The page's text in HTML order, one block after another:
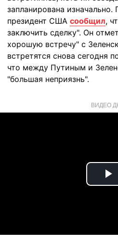
запланирована изначально.
президент США сообщил,
заключить сделку". Он
хорошую встречу" с
встретятся снова сегодня
что между Путиным и
"большая неприязнь".
ВИДЕО